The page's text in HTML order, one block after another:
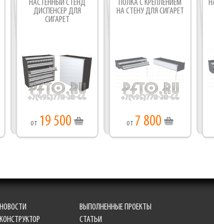
НАСТЕННЫЙ СТЕНД
ДИСПЕНСЕР ДЛЯ
СИГАРЕТ
от 19 500
ПОЛКА С КРЕПЛЕНИЕМ
НА СТЕНУ ДЛЯ СИГАРЕТ
от 7 800
НОВОСТИ
ВЫПОЛНЕННЫЕ ПРОЕКТЫ
КОНСТРУКТОР СТАТЬИ